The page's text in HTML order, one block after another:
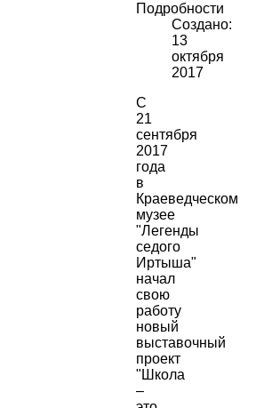
Подробности
Создано:
13
октября
2017
С
21
сентября
2017
года
в
Краеведческом
музее
"Легенды
седого
Иртыша"
начал
свою
работу
новый
выставочный
проект
"Школа
–